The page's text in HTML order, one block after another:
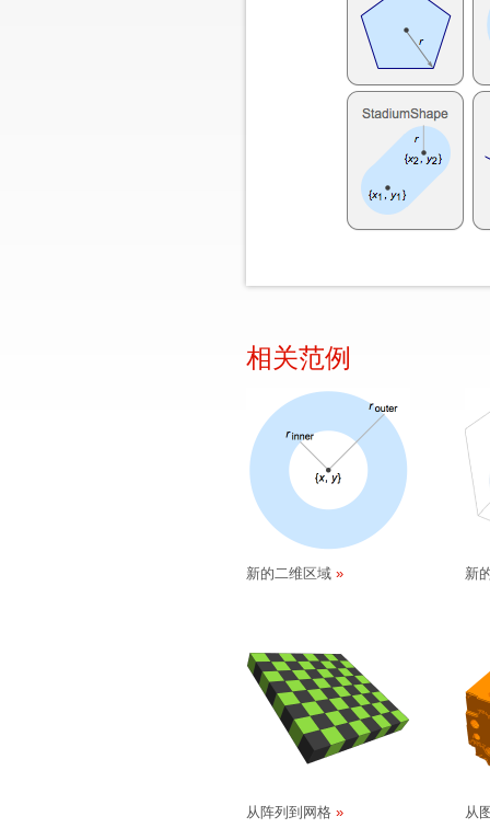
相关范例
新的二维区域 新
从阵列到网格 从